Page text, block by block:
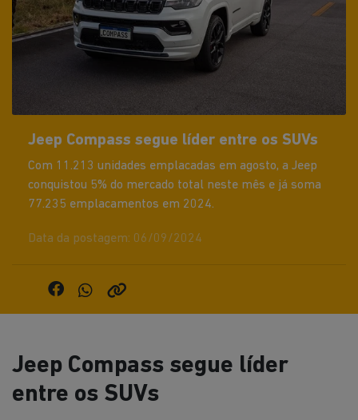
Jeep Compass segue líder entre os SUVs
Com 11.213 unidades emplacadas em agosto, a Jeep
conquistou 5% do mercado total neste mês e já soma
77.235 emplacamentos em 2024.
Data da postagem: 06/09/2024
Jeep Compass segue líder
entre os SUVs